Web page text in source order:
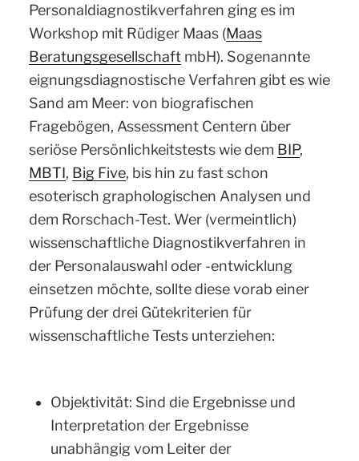
Personaldiagnostikverfahren ging es im
Workshop mit Rüdiger Maas (Maas
Beratungsgesellschaft mbH). Sogenannte
eignungsdiagnostische Verfahren gibt es wie
Sand am Meer: von biografischen
Fragebögen, Assessment Centern über
seriöse Persönlichkeitstests wie dem BIP,
MBTI, Big Five, bis hin zu fast schon
esoterisch graphologischen Analysen und
dem Rorschach-Test. Wer (vermeintlich)
wissenschaftliche Diagnostikverfahren in
der Personalauswahl oder -entwicklung
einsetzen möchte, sollte diese vorab einer
Prüfung der drei Gütekriterien für
wissenschaftliche Tests unterziehen:
Objektivität: Sind die Ergebnisse und
Interpretation der Ergebnisse
unabhängig vom Leiter der